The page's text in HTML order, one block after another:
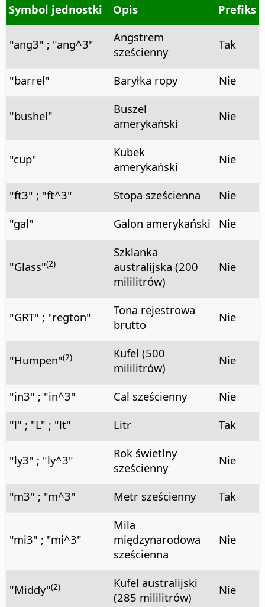
Symbol jednostki Opis Prefiks
"ang3" ; "ang^3"
Angstrem
sześcienny
Tak
"barrel" Baryłka ropy Nie
"bushel"
Buszel
amerykański
Nie
"cup"
Kubek
amerykański
Nie
"ft3" ; "ft^3" Stopa sześcienna
Nie
"gal"
Galon amerykański Nie
"Glass"(2)
Szklanka
australijska (200
mililitrów)
Nie
"GRT" ; "regton"
Tona rejestrowa
brutto
Nie
"Humpen"(2)
Kufel (500
mililitrów)
Nie
"in3" ; "in^3" Cal sześcienny
Nie
"l" ; "L" ; "lt"
Litr Tak
"ly3" ; "ly^3"
Rok świetlny
sześcienny
Nie
"m3" ; "m^3" Metr sześcienny Tak
"mi3" ; "mi^3"
Mila
międzynarodowa
sześcienna
Nie
"Middy"(2)
Kufel australijski
(285 mililitrów)
Nie